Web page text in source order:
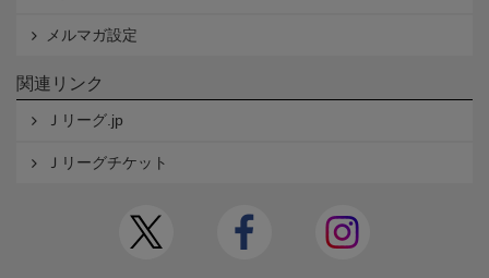
メルマガ設定
関連リンク
Ｊリーグ.jp
Ｊリーグチケット